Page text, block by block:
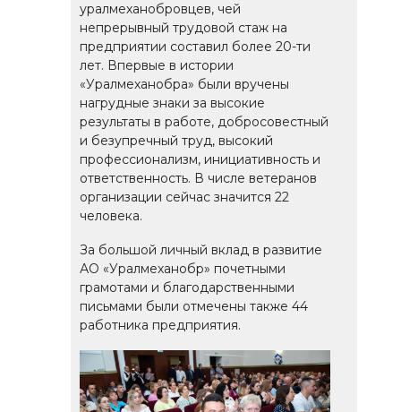
уралмеханобровцев, чей
непрерывный трудовой стаж на
предприятии составил более 20-ти
лет. Впервые в истории
«Уралмеханобра» были вручены
нагрудные знаки за высокие
результаты в работе, добросовестный
и безупречный труд, высокий
профессионализм, инициативность и
ответственность. В числе ветеранов
организации сейчас значится 22
человека.
За большой личный вклад в развитие
АО «Уралмеханобр» почетными
грамотами и благодарственными
письмами были отмечены также 44
работника предприятия.